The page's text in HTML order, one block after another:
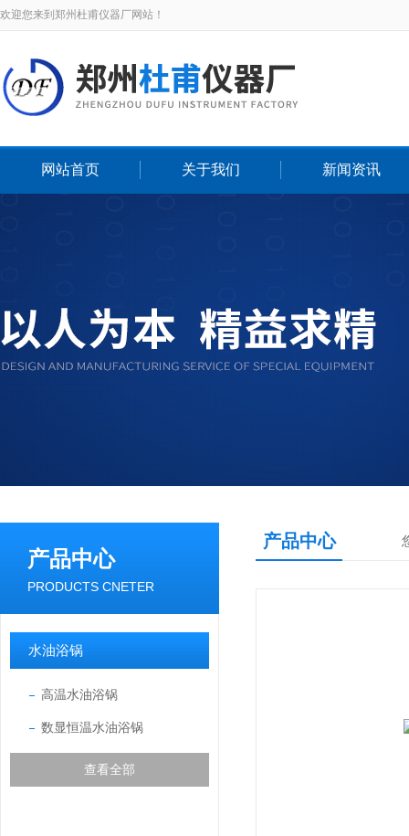
欢迎您来到郑州杜甫仪器厂网站！
网站首页 关于我们 新闻资讯
产品中心
PRODUCTS CNETER
水油浴锅
高温水油浴锅
数显恒温水油浴锅
查看全部
产品中心